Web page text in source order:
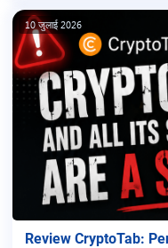
10 जुलाई 2026
Review CryptoTab: